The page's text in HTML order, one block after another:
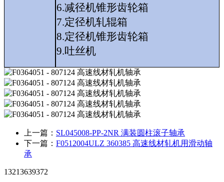
6.减径机锥形齿轮箱
7.定径机轧辊箱
8.定径机锥形齿轮箱
9.吐丝机
上一篇： SL045008-PP-2NR 满装圆柱滚子轴承
下一篇： F0512004ULZ 360385 高速线材轧机用滑动轴
承
13213639372